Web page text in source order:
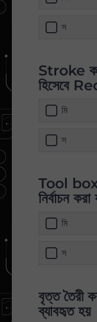
স
Stroke
হিসেবে
মি
স
Tool box
নির্বাচন
মি
স
বৃত্ত তৈরী
ব্যাবহৃত হয়